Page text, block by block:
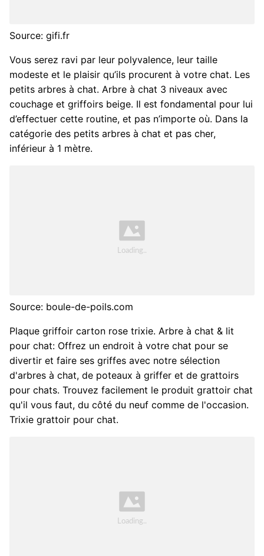
Source: gifi.fr
Vous serez ravi par leur polyvalence, leur taille
modeste et le plaisir qu’ils procurent à votre chat. Les
petits arbres à chat. Arbre à chat 3 niveaux avec
couchage et griffoirs beige. Il est fondamental pour lui
d’effectuer cette routine, et pas n’importe où. Dans la
catégorie des petits arbres à chat et pas cher,
inférieur à 1 mètre.
Source: boule-de-poils.com
Plaque griffoir carton rose trixie. Arbre à chat & lit
pour chat: Offrez un endroit à votre chat pour se
divertir et faire ses griffes avec notre sélection
d'arbres à chat, de poteaux à griffer et de grattoirs
pour chats. Trouvez facilement le produit grattoir chat
qu'il vous faut, du côté du neuf comme de l'occasion.
Trixie grattoir pour chat.